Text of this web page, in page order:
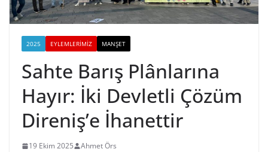
2025 EYLEMLERIMIZ MANŞET
Sahte Barış Plânlarına
Hayır: İki Devletli Çözüm
Direniş’e İhanettir
19 Ekim 2025 Ahmet Örs